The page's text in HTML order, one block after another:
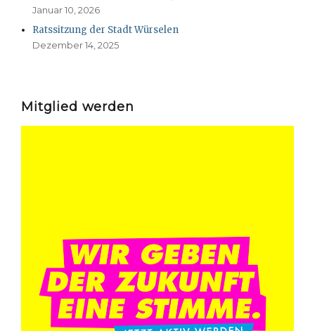
Januar 10, 2026
Ratssitzung der Stadt Würselen
Dezember 14, 2025
Mitglied werden